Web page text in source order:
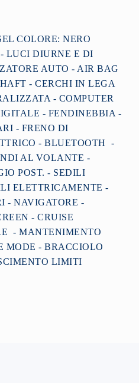
COLORE: NERO
- LUCI DIURNE E DI
AUTO - AIR BAG
- CERCHI IN LEGA
- COMPUTER
- FENDINEBBIA -
- FRENO DI
- BLUETOOTH -
AL VOLANTE -
POST. - SEDILI
ELETTRICAMENTE -
- NAVIGATORE -
- CRUISE
- MANTENIMENTO
MODE - BRACCIOLO
LIMITI